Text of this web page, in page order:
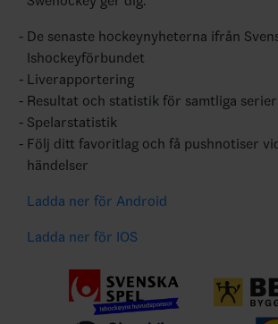
De senaste hockeynyheterna ifrån
Ishockeyförbundet
Liverapportering
Resultat och statistik för samtliga serier
Spelarstatistik
Följ ditt favoritlag och få pushnotiser
händelser
Ladda ner för Android
Ladda ner för IOS